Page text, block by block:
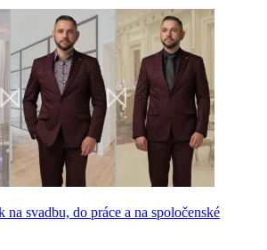
na svadbu, do práce a na spoločenské